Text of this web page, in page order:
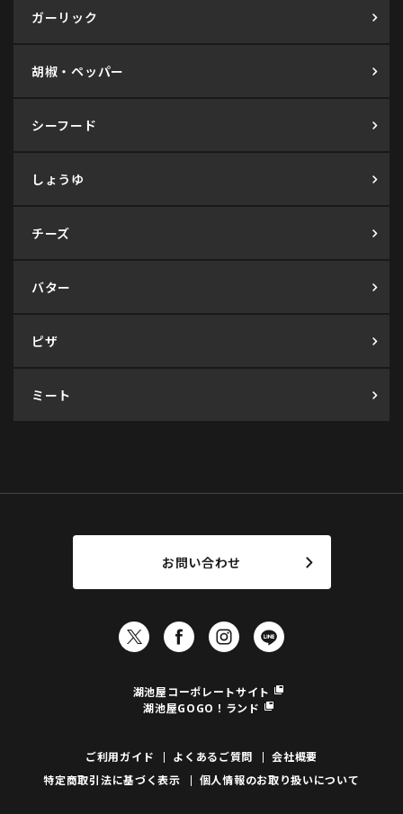
ガーリック
胡椒・ペッパー
シーフード
しょうゆ
チーズ
バター
ピザ
ミート
お問い合わせ
湖池屋コーポレートサイト
湖池屋GOGO！ランド
ご利用ガイド よくあるご質問
会社概要
特定商取引法に基づく表示
個人情報のお取り扱いについて